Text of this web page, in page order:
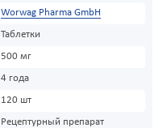
Worwag Pharma GmbH
Таблетки
500 мг
4 года
120 шт
Рецептурный препарат